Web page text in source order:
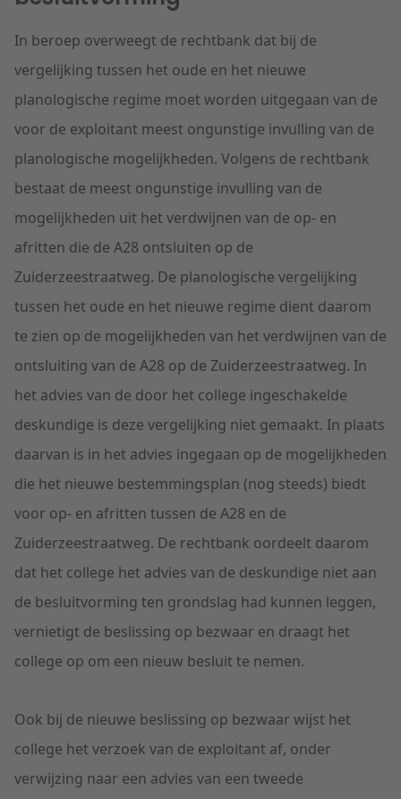
In beroep overweegt de rechtbank dat bij de
vergelijking tussen het oude en het nieuwe
planologische regime moet worden uitgegaan van de
voor de exploitant meest ongunstige invulling van de
planologische mogelijkheden. Volgens de rechtbank
bestaat de meest ongunstige invulling van de
mogelijkheden uit het verdwijnen van de op- en
afritten die de A28 ontsluiten op de
Zuiderzeestraatweg. De planologische vergelijking
tussen het oude en het nieuwe regime dient daarom
te zien op de mogelijkheden van het verdwijnen van de
ontsluiting van de A28 op de Zuiderzeestraatweg. In
het advies van de door het college ingeschakelde
deskundige is deze vergelijking niet gemaakt. In plaats
daarvan is in het advies ingegaan op de mogelijkheden
die het nieuwe bestemmingsplan (nog steeds) biedt
voor op- en afritten tussen de A28 en de
Zuiderzeestraatweg. De rechtbank oordeelt daarom
dat het college het advies van de deskundige niet aan
de besluitvorming ten grondslag had kunnen leggen,
vernietigt de beslissing op bezwaar en draagt het
college op om een nieuw besluit te nemen.
Ook bij de nieuwe beslissing op bezwaar wijst het
college het verzoek van de exploitant af, onder
verwijzing naar een advies van een tweede